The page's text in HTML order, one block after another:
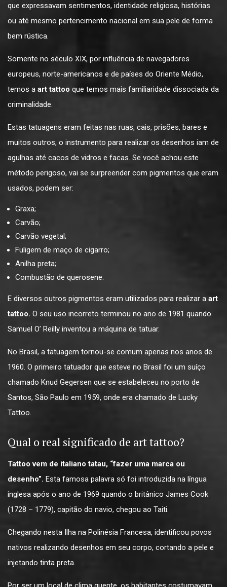
que expressavam sentimentos, identidade religiosa, histórias
ou até mesmo pertencimento nacional em sua pele de forma
bem rústica.
Somente no século XIX, por influência de navegadores
europeus, norte-americanos e de países do Oriente Médio,
temos a art tattoo que temos mais familiaridade dissociada da
criminalidade.
Estas tatuagens eram feitas nas ruas, cais, prisões, bares e
muitos outros, o instrumento para realizar os desenhos iam de
agulhas até cacos de vidros e facas. Se você achou este
método perigoso, vai se surpreender com pigmentos que eram
usados, podem ser:
Graxa;
Carvão;
Carvão vegetal;
Fuligem de maço de cigarro;
Anilha preta;
Combustão de querosene.
E diversos outros pigmentos eram utilizados para realizar a art
tattoo. O seu uso incorreto terminou no ano de 1981 quando
Samuel O’ Reilly inventou a máquina de tatuar.
No Brasil, a tatuagem tornou-se comum apenas nos anos de
1960. O primeiro tatuador que esteve no Brasil foi um suíço
chamado Knud Gegersen que se estabeleceu no porto de
Santos, São Paulo em 1959, onde era chamado de Lucky
Tattoo.
Qual o real significado de art tattoo?
Tattoo vem de italiano tatau, “fazer uma marca ou
desenho”. Esta famosa palavra só foi introduzida na língua
inglesa após o ano de 1969 quando o britânico James Cook
(1728 – 1779), capitão do navio, chegou ao Taiti.
Chegando nesta Ilha na Polinésia Francesa, identificou povos
nativos realizando desenhos em seu corpo, cortando a pele e
injetando tinta preta.